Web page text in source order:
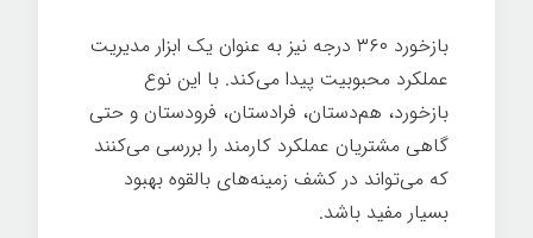
بازخورد ۳۶۰ درجه نیز به عنوان یک ابزار مدیریت
عملکرد محبوبیت پیدا می‌کند. با این نوع
بازخورد، هم‌دستان، فرادستان، فرودستان و حتی
گاهی مشتریان عملکرد کارمند را بررسی می‌کنند
که می‌تواند در کشف زمینه‌های بالقوه بهبود
بسیار مفید باشد.